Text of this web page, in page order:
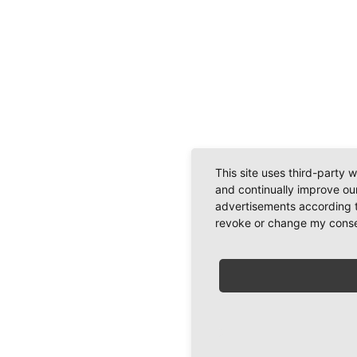
This site uses third-party
and continually improve
advertisements according
revoke or change my